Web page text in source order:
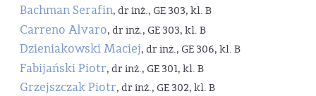
Bachman Serafin, dr inż., GE 303, kl. B
Carreno Alvaro, dr inż., GE 303, kl. B
Dzieniakowski Maciej, dr inż., GE 306, kl. B
Fabijański Piotr, dr inż., GE 301, kl. B
Grzejszczak Piotr, dr inż., GE 302, kl. B